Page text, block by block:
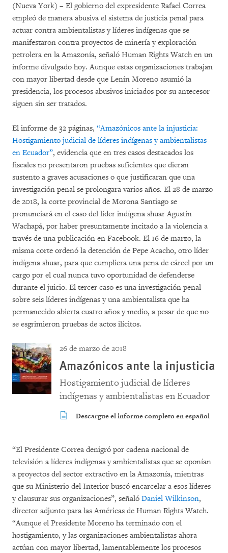
(Nueva York) – El gobierno del expresidente Rafael Correa
empleó de manera abusiva el sistema de justicia penal para
actuar contra ambientalistas y líderes indígenas que se
manifestaron contra proyectos de minería y exploración
petrolera en la Amazonía, señaló Human Rights Watch en un
informe divulgado hoy. Aunque estas organizaciones trabajan
con mayor libertad desde que Lenín Moreno asumió la
presidencia, los procesos abusivos iniciados por su antecesor
siguen sin ser tratados.
El informe de 32 páginas, “Amazónicos ante la injusticia:
Hostigamiento judicial de líderes indígenas y ambientalistas
en Ecuador”, evidencia que en tres casos destacados los
fiscales no presentaron pruebas suficientes que dieran
sustento a graves acusaciones o que justificaran que una
investigación penal se prolongara varios años. El 28 de marzo
de 2018, la corte provincial de Morona Santiago se
pronunciará en el caso del líder indígena shuar Agustín
Wachapá, por haber presuntamente incitado a la violencia a
través de una publicación en Facebook. El 16 de marzo, la
misma corte ordenó la detención de Pepe Acacho, otro líder
indígena shuar, para que cumpliera una pena de cárcel por un
cargo por el cual nunca tuvo oportunidad de defenderse
durante el juicio. El tercer caso es una investigación penal
sobre seis líderes indígenas y una ambientalista que ha
permanecido abierta cuatro años y medio, a pesar de que no
se esgrimieron pruebas de actos ilícitos.
26 de marzo de 2018
Amazónicos ante la injusticia
Hostigamiento judicial de líderes
indígenas y ambientalistas en Ecuador
Descargue el informe completo en español
“El Presidente Correa denigró por cadena nacional de
televisión a líderes indígenas y ambientalistas que se oponían
a proyectos del sector extractivo en la Amazonía, mientras
que su Ministerio del Interior buscó encarcelar a esos líderes
y clausurar sus organizaciones”, señaló Daniel Wilkinson,
director adjunto para las Américas de Human Rights Watch.
“Aunque el Presidente Moreno ha terminado con el
hostigamiento, y las organizaciones ambientalistas ahora
actúan con mayor libertad, lamentablemente los procesos